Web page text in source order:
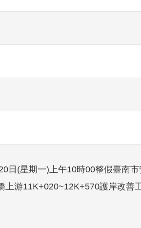
日(星期一)上午10時00整假臺南
上游11K+020~12K+570護岸改善